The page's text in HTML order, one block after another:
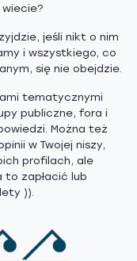
jeśli nikt o nim
i wszystkiego, co
się nie obejdzie.
tematycznymi
publiczne, fora i
Można też
w Twojej niszy,
profilach, ale
zapłacić lub
)).